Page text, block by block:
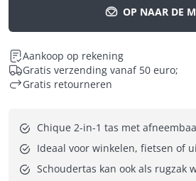
OP NAAR DE
Aankoop op rekening
Gratis verzending vanaf 50 euro;
Gratis retourneren
Chique 2-in-1 tas met
Ideaal voor winkelen, fietsen of
Schoudertas kan ook als rugzak